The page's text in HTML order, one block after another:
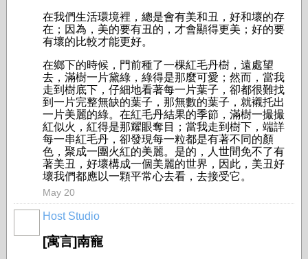
在我們生活環境裡，總是會有美和丑，好和壞的存
在；因為，美的要有丑的，才會顯得更美；好的要
有壞的比較才能更好。
在鄉下的時候，門前種了一棵紅毛丹樹，遠處望
去，滿樹一片黛綠，綠得是那麼可愛；然而，當我
走到樹底下，仔細地看著每一片葉子，卻都很難找
到一片完整無缺的葉子，那無數的葉子，就襯托出
一片美麗的綠。在紅毛丹結果的季節，滿樹一撮撮
紅似火，紅得是那耀眼奪目；當我走到樹下，端詳
每一串紅毛丹，卻發現每一粒都是有著不同的顏
色，聚成一團火紅的美麗。是的，人世間免不了有
著美丑，好壞構成一個美麗的世界，因此，美丑好
壞我們都應以一顆平常心去看，去接受它。
May 20
Host Studio
[寓言]南寵